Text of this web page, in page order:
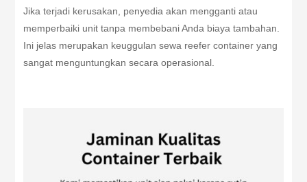
Jika terjadi kerusakan, penyedia akan mengganti atau
memperbaiki unit tanpa membebani Anda biaya tambahan.
Ini jelas merupakan keuggulan sewa reefer container yang
sangat menguntungkan secara operasional.